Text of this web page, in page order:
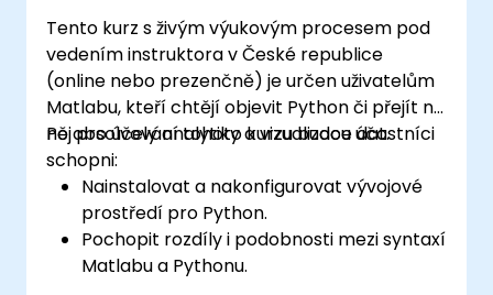
Tento kurz s živým výukovým procesem pod
vedením instruktora v České republice
(online nebo prezenčně) je určen uživatelům
Matlabu, kteří chtějí objevit Python či přejít na
něj pro účely analytiky a vizualizace dat.
Po absolvování tohoto kurzu budou účastníci
schopni:
Nainstalovat a nakonfigurovat vývojové
prostředí pro Python.
Pochopit rozdíly i podobnosti mezi syntaxí
Matlabu a Pythonu.